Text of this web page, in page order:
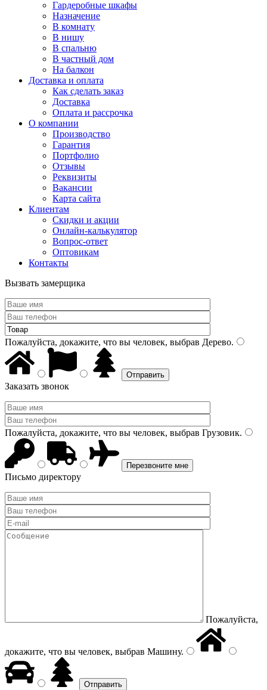
Гардеробные шкафы
Назначение
В комнату
В нишу
В спальню
В частный дом
На балкон
Доставка и оплата
Как сделать заказ
Доставка
Оплата и рассрочка
О компании
Производство
Гарантия
Портфолио
Отзывы
Реквизиты
Вакансии
Карта сайта
Клиентам
Скидки и акции
Онлайн-калькулятор
Вопрос-ответ
Оптовикам
Контакты
Вызвать замерщика
Пожалуйста, докажите, что вы человек, выбрав Дерево.
Заказать звонок
Пожалуйста, докажите, что вы человек, выбрав Грузовик.
Письмо директору
Пожалуйста,
докажите, что вы человек, выбрав Машину.